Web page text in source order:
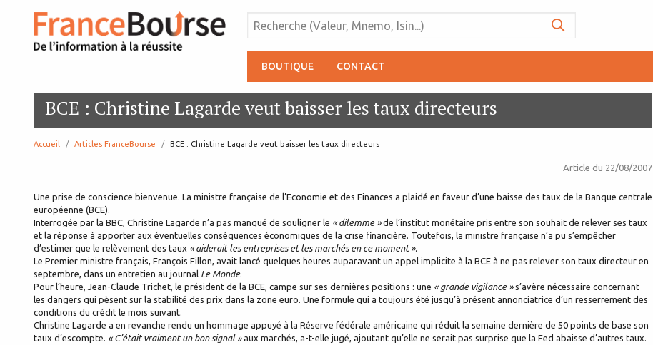
BOUTIQUE CONTACT
BCE : Christine Lagarde veut baisser les taux directeurs
Accueil Articles FranceBourse page:
BCE : Christine Lagarde veut baisser les taux directeurs
Article du 22/08/2007
Une prise de conscience bienvenue. La ministre française de l’Economie et des Finances a plaidé en faveur d’une baisse des taux de la Banque centrale
européenne (BCE).
Interrogée par la BBC, Christine Lagarde n’a pas manqué de souligner le « dilemme »de l’institut monétaire pris entre son souhait de relever ses taux
et la réponse à apporter aux éventuelles conséquences économiques de la crise financière. Toutefois, la ministre française n’a pu s’empêcher
d’estimer que le relèvement des taux « aiderait les entreprises et les marchés en ce moment ».
Le Premier ministre français, François Fillon, avait lancé quelques heures auparavant un appel implicite à la BCE à ne pas relever son taux directeur en
septembre, dans un entretien au journal Le Monde.
Pour l’heure, Jean-Claude Trichet, le président de la BCE, campe sur ses dernières positions : une « grande vigilance »s’avère nécessaire concernant
les dangers qui pèsent sur la stabilité des prix dans la zone euro. Une formule qui a toujours été jusqu’à présent annonciatrice d’un resserrement des
conditions du crédit le mois suivant.
Christine Lagarde a en revanche rendu un hommage appuyé à la Réserve fédérale américaine qui réduit la semaine dernière de 50 points de base son
taux d’escompte. « C’était vraiment un bon signal »aux marchés, a-t-elle jugé, ajoutant qu’elle ne serait pas surprise que la Fed abaisse d’autres taux.